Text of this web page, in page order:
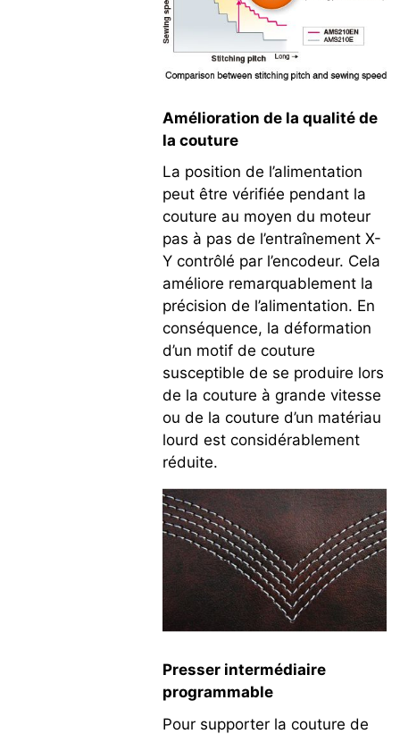
Amélioration de la qualité de
la couture
La position de l’alimentation
peut être vérifiée pendant la
couture au moyen du moteur
pas à pas de l’entraînement X-
Y contrôlé par l’encodeur. Cela
améliore remarquablement la
précision de l’alimentation. En
conséquence, la déformation
d’un motif de couture
susceptible de se produire lors
de la couture à grande vitesse
ou de la couture d’un matériau
lourd est considérablement
réduite.
Presser intermédiaire
programmable
Pour supporter la couture de